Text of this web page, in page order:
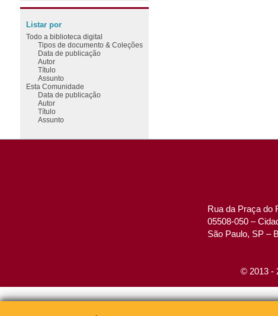
Listar por
Todo a biblioteca digital
Tipos de documento & Coleções
Data de publicação
Autor
Título
Assunto
Esta Comunidade
Data de publicação
Autor
Título
Assunto
Rua da Praça do
05508-050 –
São Paulo, SP –
© 2013 -